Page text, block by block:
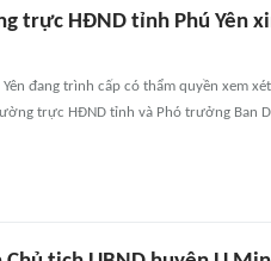
trực HĐND tỉnh Phú Yên
đang trình cấp có thẩm quyền xem
trực HĐND tỉnh và Phó trưởng Ban